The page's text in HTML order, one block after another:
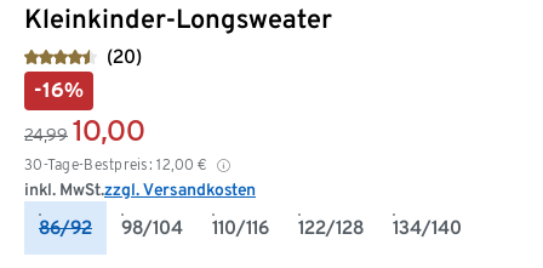
Kleinkinder-Longsweater
(20)
-16%
24,99 10,00
30-Tage-Bestpreis: 12,00 €
inkl. MwSt.zzgl. Versandkosten
86/92 98/104 110/116 122/128 134/140